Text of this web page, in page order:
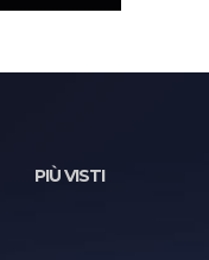
PIÙ VISTI